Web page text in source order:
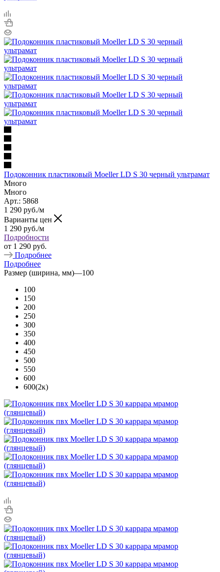
Подоконник пластиковый Moeller LD S 30 черный ультрамат
Много
Много
Арт.: 5868
1 290 руб./м
Варианты цен
1 290 руб./м
Подробности
от 1 290 руб.
Подробнее
Подробнее
Размер (ширина, мм)—100
100
150
200
250
300
350
400
450
500
550
600
600(2к)